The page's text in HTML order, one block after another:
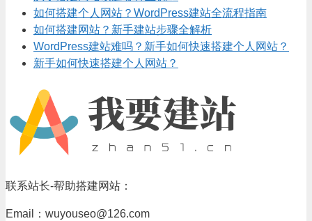
如何搭建个人网站？WordPress建站全流程指南
如何搭建网站？新手建站步骤全解析
WordPress建站难吗？新手如何快速搭建个人网站？
新手如何快速搭建个人网站？
联系站长-帮助搭建网站：
Email：wuyouseo@126.com